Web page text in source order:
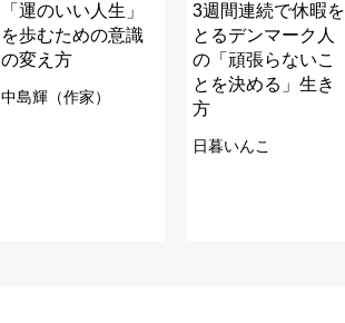
「運のいい人生」
を歩むための意識
の変え方
中島輝（作家）
3週間連続で休暇を
とるデンマーク人
の「頑張らないこ
とを決める」生き
方
日暮いんこ